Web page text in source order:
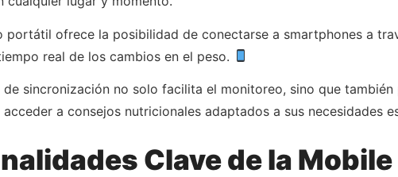
portátil ofrece la posibilidad de conectarse a smartphones a
real de los cambios en el peso.
de sincronización no solo facilita el monitoreo, sino que
a consejos nutricionales adaptados a sus necesidades
Clave de la